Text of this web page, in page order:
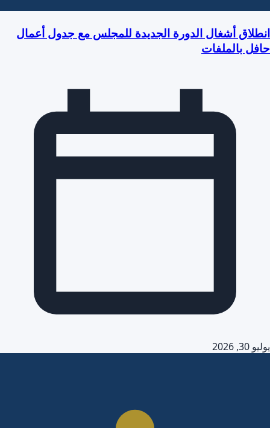
انطلاق أشغال الدورة الجديدة للمجلس مع جدول أعمال
حافل بالملفات
يوليو 30, 2026